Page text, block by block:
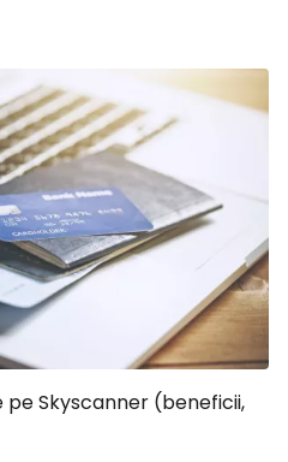
Skyscanner (beneficii,